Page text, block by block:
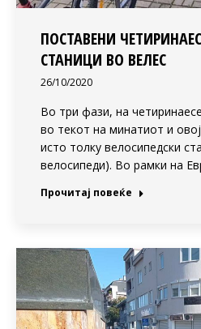
ПОСТАВЕНИ
СТАНИЦИ ВО ВЕЛЕС
26/10/2020
Во три фази, на
во текот на минатиот и
исто толку велосипедски
велосипеди). Во рамки на
Прочитај повеќе